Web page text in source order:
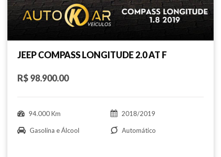
JEEP COMPASS LONGITUDE 2.0 AT F
R$ 98.900.00
94.000 Km 2018/2019
Gasolina e Álcool Automático